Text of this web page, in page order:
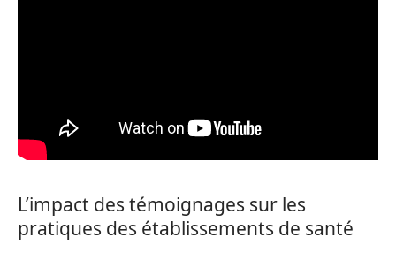
L’impact des témoignages sur les
pratiques des établissements de santé